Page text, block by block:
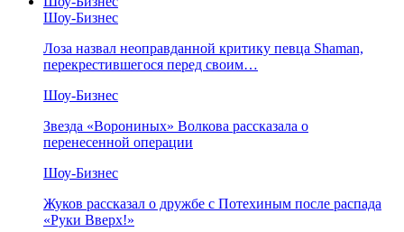
Шоу-Бизнес
Лоза назвал неоправданной критику певца Shaman,
перекрестившегося перед своим…
Шоу-Бизнес
Звезда «Ворониных» Волкова рассказала о
перенесенной операции
Шоу-Бизнес
Жуков рассказал о дружбе с Потехиным после распада
«Руки Вверх!»